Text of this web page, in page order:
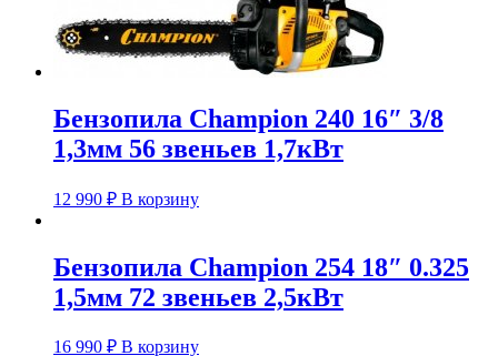
Бензопила Champion 240 16″ 3/8
1,3мм 56 звеньев 1,7кВт
12 990 ₽ В корзину
Бензопила Champion 254 18″ 0.325
1,5мм 72 звеньев 2,5кВт
16 990 ₽ В корзину